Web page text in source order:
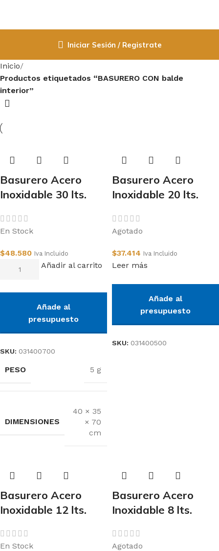
Iniciar Sesión / Registrate
Inicio
Productos etiquetados “BASURERO CON balde
interior”
Basurero Acero
Inoxidable 30 lts.
En Stock
$48.580 Iva Incluido
Añadir al carrito
Añade al
presupuesto
SKU: 031400700
PESO 5 g
DIMENSIONES
40 × 35
× 70
cm
Basurero Acero
Inoxidable 20 lts.
Agotado
$37.414 Iva Incluido
Leer más
Añade al
presupuesto
SKU: 031400500
Basurero Acero
Inoxidable 12 lts.
En Stock
Basurero Acero
Inoxidable 8 lts.
Agotado